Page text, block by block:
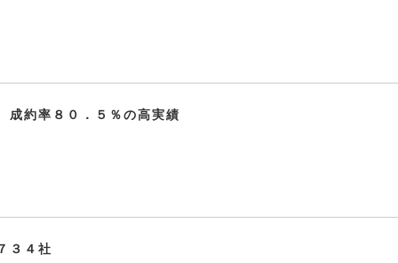
成約率８０．５％の高実績
３４社